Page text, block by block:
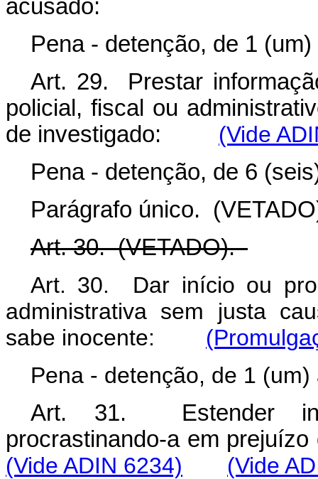
acusado:
Pena - detenção, de 1
Art. 29. Prestar
policial, fiscal ou
de investigado: (Vide
Pena - detenção, de 6
Parágrafo único.
Art. 30. (VETADO).
Art. 30. Dar início ou
administrativa sem justa
sabe inocente:
Pena - detenção, de 1
Art. 31. Estender
procrastinando-a em
(Vide ADIN 6234)
(Vide